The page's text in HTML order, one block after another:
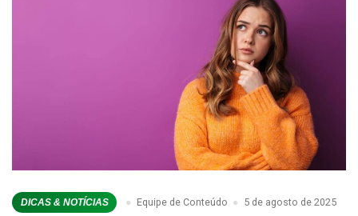
DICAS & NOTÍCIAS Equipe de Conteúdo 5 de agosto de 2025